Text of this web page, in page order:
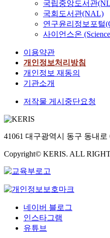
국립중앙도서관
국회도서관(NAL)
연구윤리정보포털
사이언스온
이용약관
개인정보처리방침
개인정보 재동의
기관소개
저작물 게시중단요청
41061 대구광역시 동구 동내로
Copyright© KERIS. ALL
네이버 블로그
인스타그램
유튜브